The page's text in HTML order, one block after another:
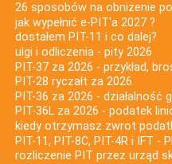
26 sposobów na obniżenie
jak wypełnić e-PIT'a 2027 ?
dostałem PIT-11 i co dalej?
ulgi i odliczenia - pity 2026
PIT-37 za 2026 - przykład,
PIT-28 ryczałt za 2026
PIT-36 za 2026 - działalność
PIT-36L za 2026 - podatek
kiedy otrzymasz zwrot
PIT-11, PIT-8C, PIT-4R i IFT -
rozliczenie PIT przez urząd